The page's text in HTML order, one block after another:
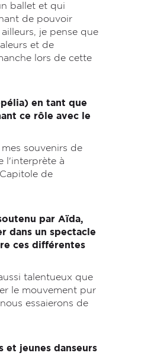
ballet et qui
de pouvoir
je pense que
et de
lors de cette
en tant que
ce rôle avec le
souvenirs de
l'interprète à
de
par Aïda,
dans un spectacle
ces différentes
talentueux que
le mouvement pur
essaierons de
et jeunes danseurs